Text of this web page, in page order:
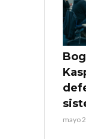
mayo